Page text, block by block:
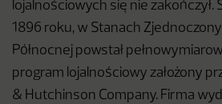
lojalnościowych się nie zakończył.
1896 roku, w Stanach
Północnej powstał
program lojalnościowy założony
& Hutchinson Company. Firma